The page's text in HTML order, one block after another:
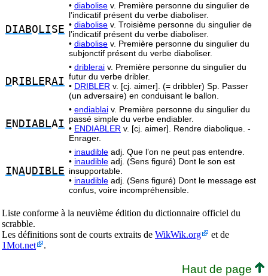
DIABO LIS E
• diabolise v. Première personne du singulier de
l’indicatif présent du verbe diaboliser.
• diabolise v. Troisième personne du singulier de
l’indicatif présent du verbe diaboliser.
• diabolise v. Première personne du singulier du
subjonctif présent du verbe diaboliser.
D RIBLE RAI
• driblerai v. Première personne du singulier du
futur du verbe dribler.
• DRIBLER v. [cj. aimer]. (= dribbler) Sp. Passer
(un adversaire) en conduisant le ballon.
E N DIABLAI
• endiablai v. Première personne du singulier du
passé simple du verbe endiabler.
• ENDIABLER v. [cj. aimer]. Rendre diabolique. -
Enrager.
I NAU DIBLE
• inaudible adj. Que l’on ne peut pas entendre.
• inaudible adj. (Sens figuré) Dont le son est
insupportable.
• inaudible adj. (Sens figuré) Dont le message est
confus, voire incompréhensible.
Liste conforme à la neuvième édition du dictionnaire officiel du
scrabble.
Les définitions sont de courts extraits de WikWik.org
et de
1Mot.net
.
Haut de page